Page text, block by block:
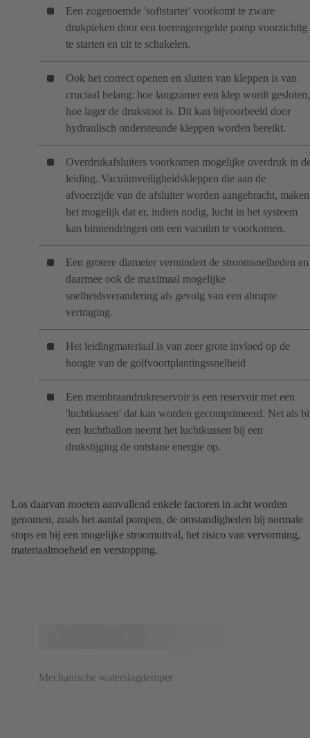
Een zogenoemde 'softstarter' voorkomt te zware
drukpieken door een toerengeregelde pomp voorzichtig
te starten en uit te schakelen.
Ook het correct openen en sluiten van kleppen is van
cruciaal belang: hoe langzamer een klep wordt gesloten,
hoe lager de drukstoot is. Dit kan bijvoorbeeld door
hydraulisch ondersteunde kleppen worden bereikt.
Overdrukafsluiters voorkomen mogelijke overdruk in
leiding. Vacuümveiligheidskleppen die aan de
afvoerzijde van de afsluiter worden aangebracht, maken
het mogelijk dat er, indien nodig, lucht in het systeem
kan binnendringen om een vacuüm te voorkomen.
Een grotere diameter vermindert de stroomsnelheden en
daarmee ook de maximaal mogelijke
snelheidsverandering als gevolg van een abrupte
vertraging.
Het leidingmateriaal is van zeer grote invloed op de
hoogte van de golfvoortplantingssnelheid
Een membraandrukreservoir is een reservoir met een
'luchtkussen' dat kan worden gecomprimeerd. Net als
een luchtballon neemt het luchtkussen bij een
drukstijging de ontstane energie op.
Los daarvan moeten aanvullend enkele factoren in acht worden
genomen, zoals het aantal pompen, de omstandigheden bij normale
stops en bij een mogelijke stroomuitval, het risico van vervorming,
materiaalmoeheid en verstopping.
Mechanische waterslagdemper